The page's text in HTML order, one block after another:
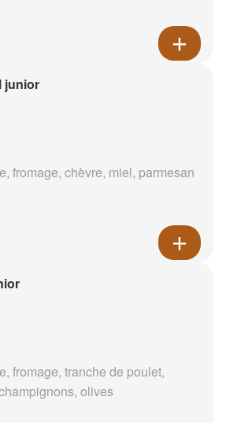
junior
fromage, chèvre, miel, parmesan
fromage, tranche de poulet,
olives